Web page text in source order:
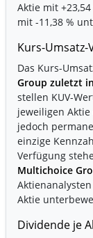
Aktie mit +23,54
mit -11,38 %
Kurs-Umsatz-
Das Kurs-
Group zuletzt
stellen KUV-
jeweiligen
jedoch
einzige
Verfügung
Multichoice
Aktie
Dividende je